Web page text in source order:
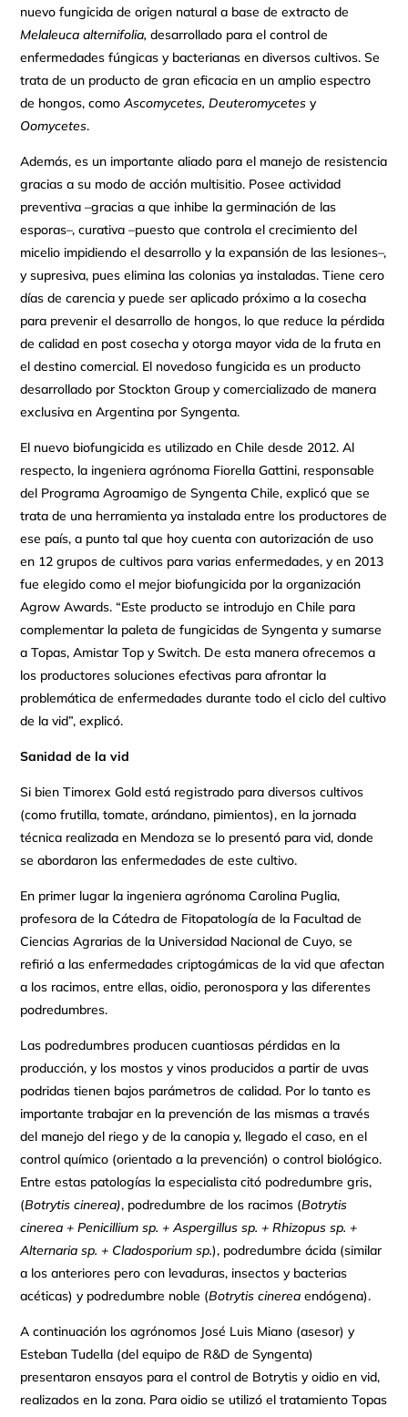
nuevo fungicida de origen natural a base de extracto de
Melaleuca alternifolia,desarrollado para el control de
enfermedades fúngicas y bacterianas en diversos cultivos. Se
trata de un producto de gran eficacia en un amplio espectro
de hongos, comoAscomycetes, Deuteromycetes y
Oomycetes.
Además, es un importante aliado para el manejo de resistencia
gracias a su modo de acción multisitio. Posee actividad
preventiva –gracias a que inhibe la germinación de las
esporas–, curativa –puesto que controla el crecimiento del
micelio impidiendo el desarrollo y la expansión de las lesiones–,
y supresiva, pues elimina las colonias ya instaladas. Tiene cero
días de carencia y puede ser aplicado próximo a la cosecha
para prevenir el desarrollo de hongos, lo que reduce la pérdida
de calidad en post cosecha y otorga mayor vida de la fruta en
el destino comercial. El novedoso fungicida es un producto
desarrollado por Stockton Group y comercializado de manera
exclusiva en Argentina por Syngenta.
El nuevo biofungicida es utilizado en Chile desde 2012. Al
respecto, la ingeniera agrónoma Fiorella Gattini, responsable
del Programa Agroamigo de Syngenta Chile, explicó que se
trata de una herramienta ya instalada entre los productores de
ese país, a punto tal que hoy cuenta con autorización de uso
en 12 grupos de cultivos para varias enfermedades, y en 2013
fue elegido como el mejor biofungicida por la organización
Agrow Awards. “Este producto se introdujo en Chile para
complementar la paleta de fungicidas de Syngenta y sumarse
a Topas, Amistar Top y Switch. De esta manera ofrecemos a
los productores soluciones efectivas para afrontar la
problemática de enfermedades durante todo el ciclo del cultivo
de la vid”, explicó.
Sanidad de la vid
Si bien Timorex Gold está registrado para diversos cultivos
(como frutilla, tomate, arándano, pimientos), en la jornada
técnica realizada en Mendoza se lo presentó para vid, donde
se abordaron las enfermedades de este cultivo.
En primer lugar la ingeniera agrónoma Carolina Puglia,
profesora de la Cátedra de Fitopatología de la Facultad de
Ciencias Agrarias de la Universidad Nacional de Cuyo, se
refirió a las enfermedades criptogámicas de la vid que afectan
a los racimos, entre ellas, oidio, peronospora y las diferentes
podredumbres.
Las podredumbres producen cuantiosas pérdidas en la
producción, y los mostos y vinos producidos a partir de uvas
podridas tienen bajos parámetros de calidad. Por lo tanto es
importante trabajar en la prevención de las mismas a través
del manejo del riego y de la canopia y, llegado el caso, en el
control químico (orientado a la prevención) o control biológico.
Entre estas patologías la especialista citó podredumbre gris,
(Botrytis cinerea), podredumbre de los racimos (Botrytis
cinerea + Penicillium sp. + Aspergillus sp. + Rhizopus sp.+
Alternaria sp. + Cladosporium sp.), podredumbre ácida (similar
a los anteriores pero con levaduras, insectos y bacterias
acéticas) y podredumbre noble (Botrytis cinerea endógena).
A continuación los agrónomos José Luis Miano (asesor) y
Esteban Tudella (del equipo de R&D de Syngenta)
presentaron ensayos para el control de Botrytis y oidio en vid,
realizados en la zona. Para oidio se utilizó el tratamiento Topas